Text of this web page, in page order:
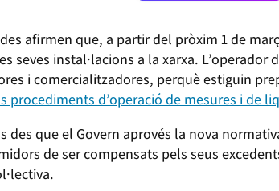
afirmen que, a partir del pròxim 1 de
seves instal·lacions a la xarxa.
i comercialitzadores, perquè estiguin
procediments d’operació de mesures i de
des que el Govern aprovés la nova
de ser compensats pels seus